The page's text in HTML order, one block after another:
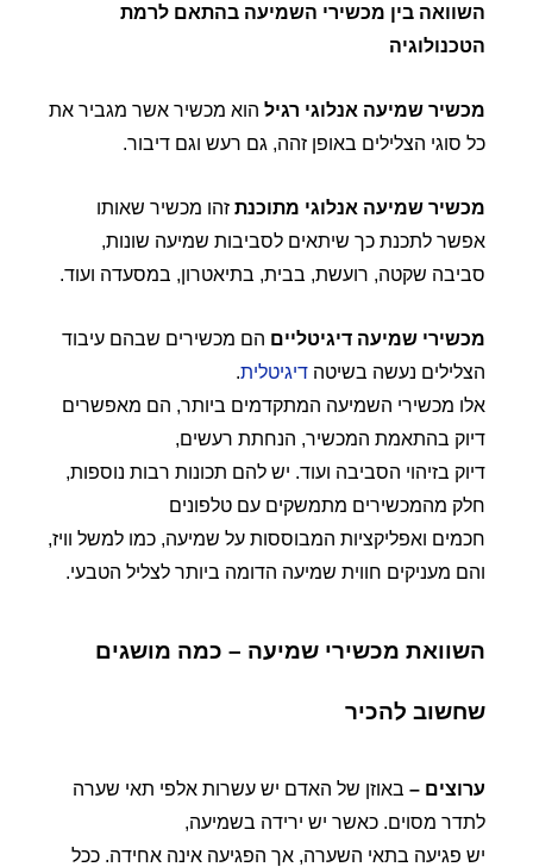
השוואה בין מכשירי השמיעה בהתאם לרמת
הטכנולוגיה
מכשיר שמיעה אנלוגי רגיל הוא מכשיר אשר מגביר את
כל סוגי הצלילים באופן זהה, גם רעש וגם דיבור.
מכשיר שמיעה אנלוגי מתוכנת זהו מכשיר שאותו
אפשר לתכנת כך שיתאים לסביבות שמיעה שונות,
סביבה שקטה, רועשת, בבית, בתיאטרון, במסעדה ועוד.
מכשירי שמיעה דיגיטליים הם מכשירים שבהם עיבוד
הצלילים נעשה בשיטה דיגיטלית.
אלו מכשירי השמיעה המתקדמים ביותר, הם מאפשרים
דיוק בהתאמת המכשיר, הנחתת רעשים,
דיוק בזיהוי הסביבה ועוד. יש להם תכונות רבות נוספות,
חלק מהמכשירים מתמשקים עם טלפונים
חכמים ואפליקציות המבוססות על שמיעה, כמו למשל וויז,
והם מעניקים חווית שמיעה הדומה ביותר לצליל הטבעי.
השוואת מכשירי שמיעה – כמה מושגים
שחשוב להכיר
ערוצים – באוזן של האדם יש עשרות אלפי תאי שערה
לתדר מסוים. כאשר יש ירידה בשמיעה,
יש פגיעה בתאי השערה, אך הפגיעה אינה אחידה. ככל